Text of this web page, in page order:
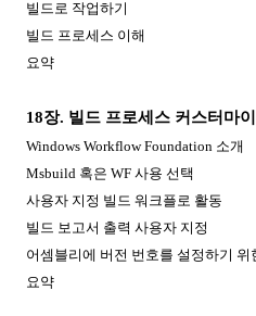
빌드로 작업하기
빌드 프로세스 이해
요약
18장. 빌드 프로세스 커스터마
Windows Workflow Foundation 소개
Msbuild 혹은 WF 사용 선택
사용자 지정 빌드 워크플로 활동
빌드 보고서 출력 사용자 지정
어셈블리에 버전 번호를 설정하기
요약